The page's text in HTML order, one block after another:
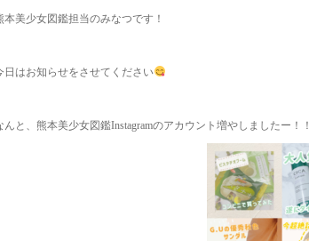
本美少女図鑑担当のみなつです！
日はお知らせをさせてください
んと、熊本美少女図鑑Instagramのアカウント増やしましたー！！